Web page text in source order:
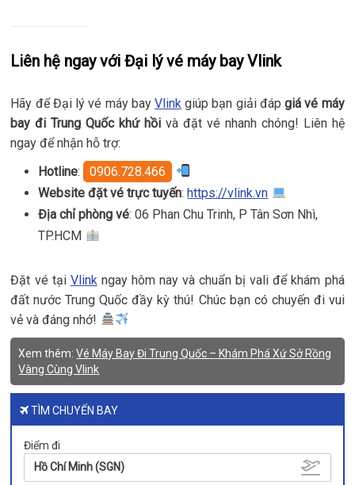
Liên hệ ngay với Đại lý vé máy bay Vlink
Hãy để Đại lý vé máy bay Vlink giúp bạn giải đápgiá vé máy
bay đi Trung Quốc khứ hồi và đặt vé nhanh chóng! Liên hệ
ngay để nhận hỗ trợ:
Hotline:
0906.728.466
Website đặt vé trực tuyến:https://vlink.vn
Địa chỉ phòng vé: 06 Phan Chu Trinh, P Tân Sơn Nhì,
TP.HCM
Đặt vé tại Vlinkngay hôm nay và chuẩn bị vali để khám phá
đất nước Trung Quốc đầy kỳ thú! Chúc bạn có chuyến đi vui
vẻ và đáng nhớ!
Xem thêm:Vé Máy Bay Đi Trung Quốc – Khám Phá Xứ Sở Rồng
Vàng Cùng Vlink
TÌM CHUYẾN BAY
Điểm đi
Hồ Chí Minh (SGN)